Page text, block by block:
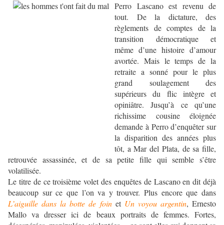
Perro Lascano est revenu de
tout. De la dictature, des
règlements de comptes de la
transition démocratique et
même d’une histoire d’amour
avortée. Mais le temps de la
retraite a sonné pour le plus
grand soulagement des
supérieurs du flic intègre et
opiniâtre. Jusqu’à ce qu’une
richissime cousine éloignée
demande à Perro d’enquêter sur
la disparition des années plus
tôt, a Mar del Plata, de sa fille,
retrouvée assassinée, et de sa petite fille qui semble s’être
volatilisée.
Le titre de ce troisième volet des enquêtes de Lascano en dit déjà
beaucoup sur ce que l’on va y trouver. Plus encore que dans
L’aiguille dans la botte de foinet Un voyou argentin, Ernesto
Mallo va dresser ici de beaux portraits de femmes. Fortes,